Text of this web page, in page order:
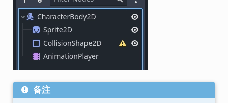
备注